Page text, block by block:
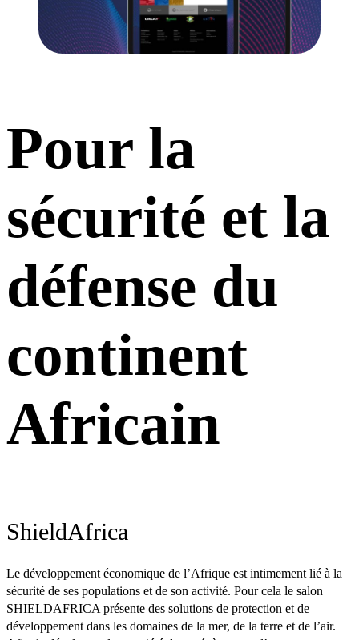
Pour la
sécurité et la
défense du
continent
Africain
ShieldAfrica
Le développement économique de l’Afrique est intimement lié à la
sécurité de ses populations et de son activité. Pour cela le salon
SHIELDAFRICA présente des solutions de protection et de
développement dans les domaines de la mer, de la terre et de l’air.